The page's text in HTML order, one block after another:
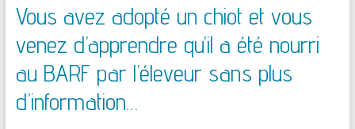
Vous avez adopté un chiot et vous
venez d’apprendre qu’il a été nourri
au BARF par l’éleveur sans plus
d’information…